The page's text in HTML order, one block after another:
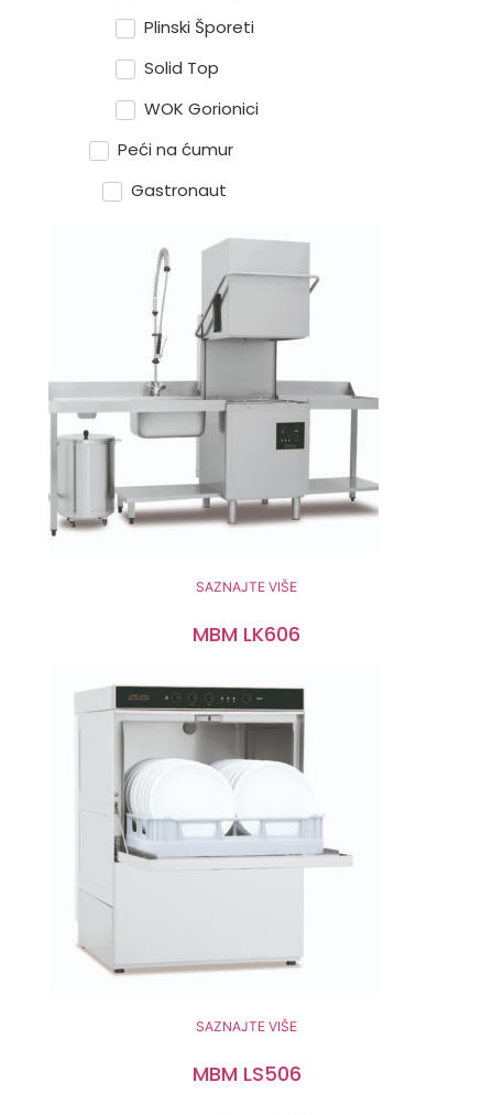
Plinski Šporeti
Solid Top
WOK Gorionici
Peći na ćumur
Gastronaut
SAZNAJTE VIŠE
MBM LK606
SAZNAJTE VIŠE
MBM LS506